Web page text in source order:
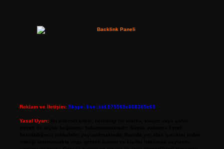
Reklam ve İletişim: Skype: live:.cid.575569c608265c69
Yasal Uyarı: